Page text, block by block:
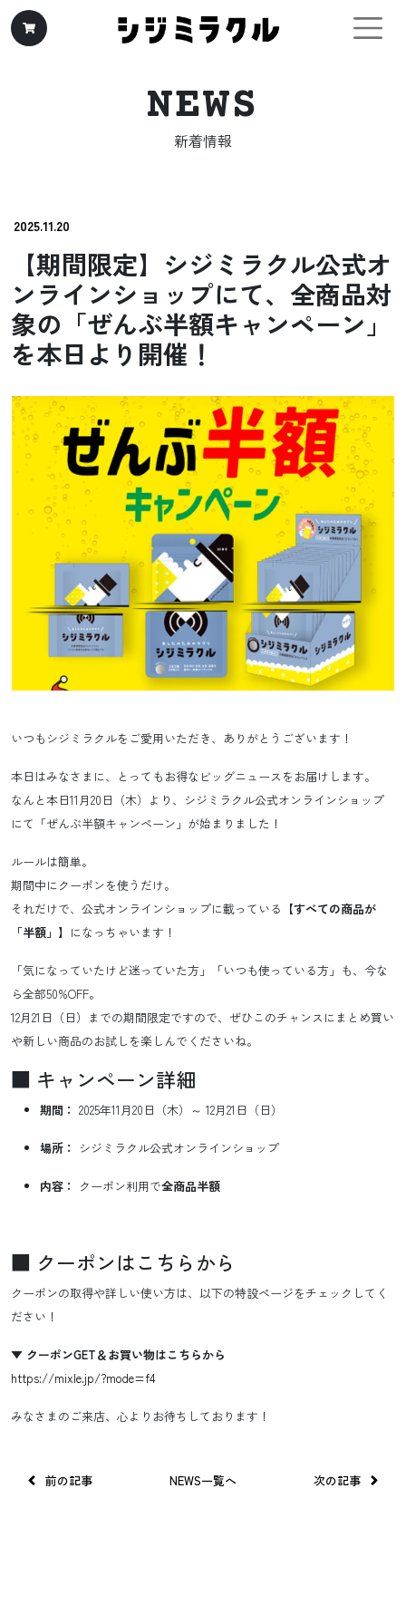
コンテンツへスキップ
メインナビゲーション
NEWS
新着情報
2025.11.20
【期間限定】シジミラクル公式オ
ンラインショップにて、全商品対
象の「ぜんぶ半額キャンペーン」
を本日より開催！
いつもシジミラクルをご愛用いただき、ありがとうございます！
本日はみなさまに、とってもお得なビッグニュースをお届けします。
なんと本日11月20日（木）より、シジミラクル公式オンラインショップ
にて「ぜんぶ半額キャンペーン」が始まりました！
ルールは簡単。
期間中にクーポンを使うだけ。
それだけで、公式オンラインショップに載っている 【すべての商品が
「半額」】 になっちゃいます！
「気になっていたけど迷っていた方」「いつも使っている方」も、今な
ら全部50%OFF。
12月21日（日）までの期間限定ですので、ぜひこのチャンスにまとめ買い
や新しい商品のお試しを楽しんでくださいね。
■ キャンペーン詳細
期間： 2025年11月20日（木）～ 12月21日（日）
場所： シジミラクル公式オンラインショップ
内容： クーポン利用で全商品半額
■ クーポンはこちらから
クーポンの取得や詳しい使い方は、以下の特設ページをチェックしてく
ださい！
▼ クーポンGET＆お買い物はこちらから
https://mixle.jp/?mode=f4
みなさまのご来店、心よりお待ちしております！
投稿ナビゲーション
前の記事 NEWS一覧へ 次の記事